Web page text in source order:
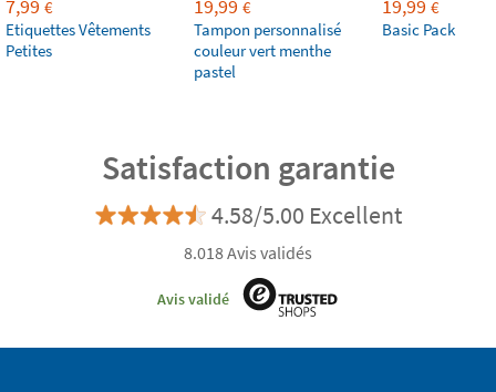
7,99 €
Etiquettes Vêtements
Petites
19,99 €
Tampon personnalisé
couleur vert menthe
pastel
19,99 €
Basic Pack
Satisfaction garantie
4.58/5.00 Excellent
8.018 Avis validés
Avis validé